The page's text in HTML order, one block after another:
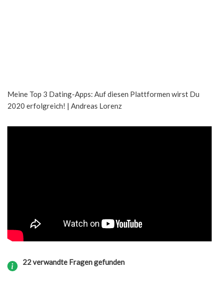
Meine Top 3 Dating-Apps: Auf diesen Plattformen wirst Du
2020 erfolgreich! | Andreas Lorenz
22 verwandte Fragen gefunden